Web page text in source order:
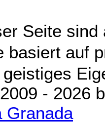
Seite
basiert auf
- 2026
Granada